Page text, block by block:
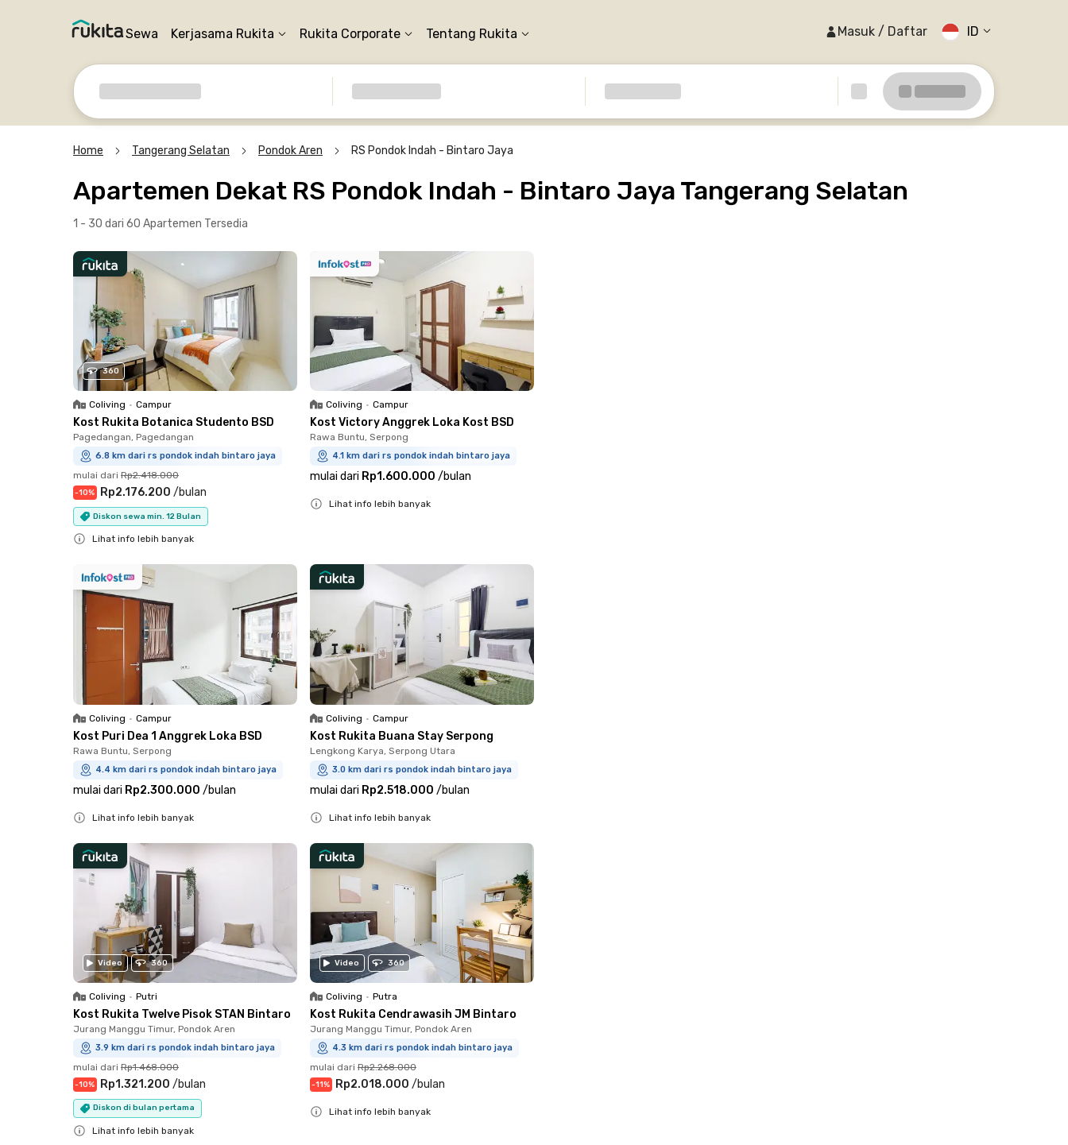
Sewa Kerjasama Rukita Rukita Corporate Tentang Rukita Masuk / Daftar ID
Home Tangerang Selatan Pondok Aren RS Pondok Indah - Bintaro Jaya
Apartemen Dekat RS Pondok Indah - Bintaro Jaya Tangerang Selatan
1 - 30 dari 60 Apartemen Tersedia
360
Coliving • Campur
Kost Rukita Botanica Studento BSD
Pagedangan, Pagedangan
6.8 km dari rs pondok indah bintaro jaya
mulai dari Rp2.418.000
-10% Rp2.176.200 /bulan
Diskon sewa min. 12 Bulan
Lihat info lebih banyak
Coliving • Campur
Kost Victory Anggrek Loka Kost BSD
Rawa Buntu, Serpong
4.1 km dari rs pondok indah bintaro jaya
mulai dari Rp1.600.000 /bulan
Lihat info lebih banyak
Coliving • Campur
Kost Puri Dea 1 Anggrek Loka BSD
Rawa Buntu, Serpong
4.4 km dari rs pondok indah bintaro jaya
mulai dari Rp2.300.000 /bulan
Lihat info lebih banyak
Coliving • Campur
Kost Rukita Buana Stay Serpong
Lengkong Karya, Serpong Utara
3.0 km dari rs pondok indah bintaro jaya
mulai dari Rp2.518.000 /bulan
Lihat info lebih banyak
Video 360
Coliving • Putri
Kost Rukita Twelve Pisok STAN Bintaro
Jurang Manggu Timur, Pondok Aren
3.9 km dari rs pondok indah bintaro jaya
mulai dari Rp1.468.000
-10% Rp1.321.200 /bulan
Diskon di bulan pertama
Lihat info lebih banyak
Video 360
Coliving • Putra
Kost Rukita Cendrawasih JM Bintaro
Jurang Manggu Timur, Pondok Aren
4.3 km dari rs pondok indah bintaro jaya
mulai dari Rp2.268.000
-11% Rp2.018.000 /bulan
Lihat info lebih banyak